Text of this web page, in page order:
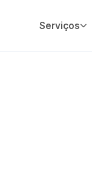
Serviços